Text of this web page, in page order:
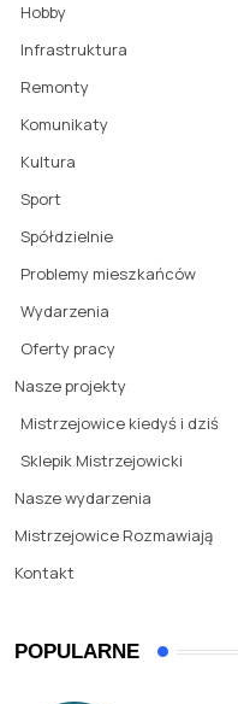
Hobby
Infrastruktura
Remonty
Komunikaty
Kultura
Sport
Spółdzielnie
Problemy mieszkańców
Wydarzenia
Oferty pracy
Nasze projekty
Mistrzejowice kiedyś i dziś
Sklepik Mistrzejowicki
Nasze wydarzenia
Mistrzejowice Rozmawiają
Kontakt
POPULARNE